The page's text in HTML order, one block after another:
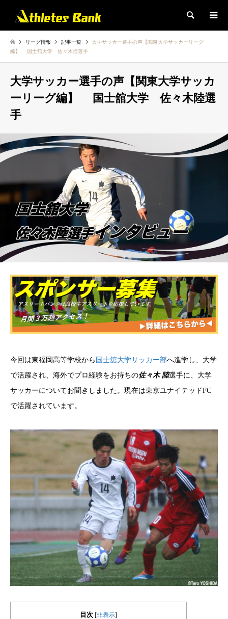
検索
リーグ情報 記事一覧
大学サッカー選手の声【関東大学サッカーリーグ
編】 国士舘大学 佐々木陸選手
大学サッカー選手の声【関東大学サッカ
ーリーグ編】 国士舘大学 佐々木陸選
手
今回は東福岡高等学校から 国士舘大学サッカー部へ進学し、 大学
で活躍され、海外でプロ経験をお持ちの佐々木 陸選手に、大学
サッカーについてお聞きしました。 現在は東京ユナイテッドFC
で活躍されています。
目次 [非表示]